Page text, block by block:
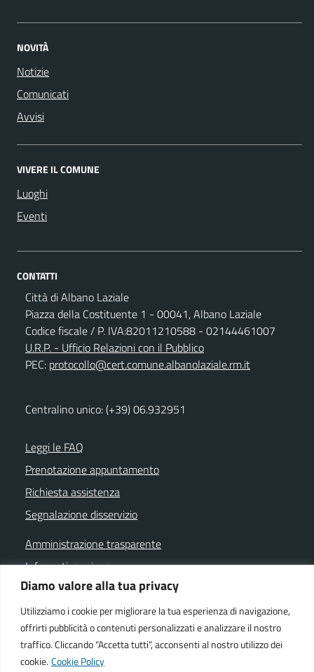
Diamo valore alla tua privacy
Utilizziamo i cookie per migliorare la tua esperienza di navigazione,
offrirti pubblicità o contenuti personalizzati e analizzare il nostro
traffico. Cliccando “Accetta tutti”, acconsenti al nostro utilizzo dei
cookie. Cookie Policy
NOVITÀ
Notizie
Comunicati
Avvisi
VIVERE IL COMUNE
Luoghi
Eventi
CONTATTI
Città di Albano Laziale
Piazza della Costituente 1 - 00041, Albano Laziale
Codice fiscale / P. IVA:82011210588 - 02144461007
U.R.P. - Ufficio Relazioni con il Pubblico
PEC: protocollo@cert.comune.albanolaziale.rm.it
Centralino unico: (+39) 06.932951
Leggi le FAQ
Prenotazione appuntamento
Richiesta assistenza
Segnalazione disservizio
Amministrazione trasparente
Informativa privacy
Note legali
Dichiarazione di accessibilità
Cookie policy